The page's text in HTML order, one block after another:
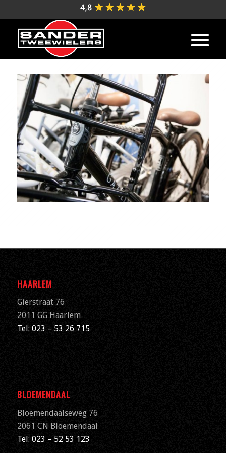
HAARLEM
Gierstraat 76
2011 GG Haarlem
Tel: 023 – 53 26 715
BLOEMENDAAL
Bloemendaalseweg 76
2061 CN Bloemendaal
Tel: 023 – 52 53 123